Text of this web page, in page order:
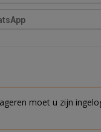
moet u zijn